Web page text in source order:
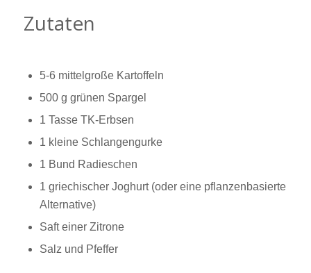
Zutaten
5-6 mittelgroße Kartoffeln
500 g grünen Spargel
1 Tasse TK-Erbsen
1 kleine Schlangengurke
1 Bund Radieschen
1 griechischer Joghurt (oder eine pflanzenbasierte
Alternative)
Saft einer Zitrone
Salz und Pfeffer